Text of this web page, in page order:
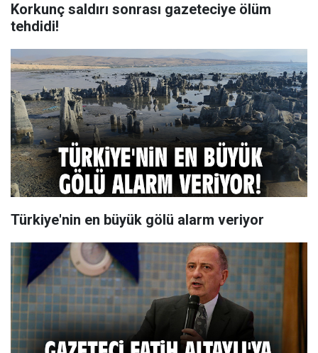
Korkunç saldırı sonrası gazeteciye ölüm
tehdidi!
Türkiye'nin en büyük gölü alarm veriyor